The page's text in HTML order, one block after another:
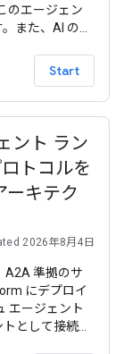
のエージェン
また、AI のペ
サイド プロン
る方法につい
Start
ント ラン
トコルを
ーキテク
2026年8月4日
A2A 準拠のサ
にデプロイ
エージェント
として接続し